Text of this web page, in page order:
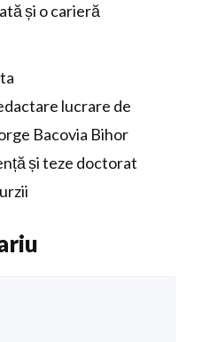
și o carieră
lucrare de
Bacovia Bihor
și teze doctorat